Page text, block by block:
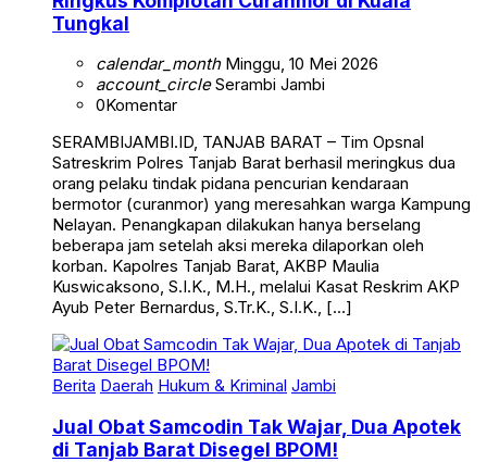
Tungkal
calendar_monthMinggu, 10 Mei 2026
account_circleSerambi Jambi
0Komentar
SERAMBIJAMBI.ID, TANJAB BARAT – Tim Opsnal
Satreskrim Polres Tanjab Barat berhasil meringkus dua
orang pelaku tindak pidana pencurian kendaraan
bermotor (curanmor) yang meresahkan warga Kampung
Nelayan. Penangkapan dilakukan hanya berselang
beberapa jam setelah aksi mereka dilaporkan oleh
korban. Kapolres Tanjab Barat, AKBP Maulia
Kuswicaksono, S.I.K., M.H., melalui Kasat Reskrim AKP
Ayub Peter Bernardus, S.Tr.K., S.I.K., […]
Berita Daerah Hukum & Kriminal Jambi
Jual Obat Samcodin Tak Wajar, Dua Apotek
di Tanjab Barat Disegel BPOM!